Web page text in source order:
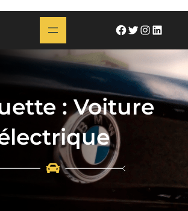
#Twitter InstagramLinkedIn
:Voiture